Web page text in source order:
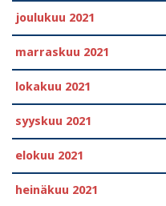
joulukuu 2021
marraskuu 2021
lokakuu 2021
syyskuu 2021
elokuu 2021
heinäkuu 2021